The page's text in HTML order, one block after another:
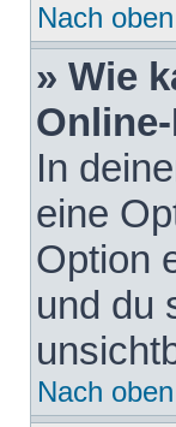
Nach oben
» Wie
In
eine
Option
und du
Nach oben